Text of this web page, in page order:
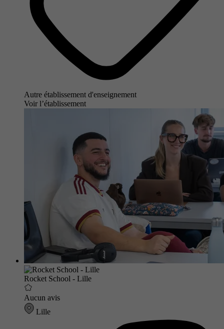
Autre établissement d'enseignement
Voir l’établissement
Rocket School - Lille
Aucun avis
Lille